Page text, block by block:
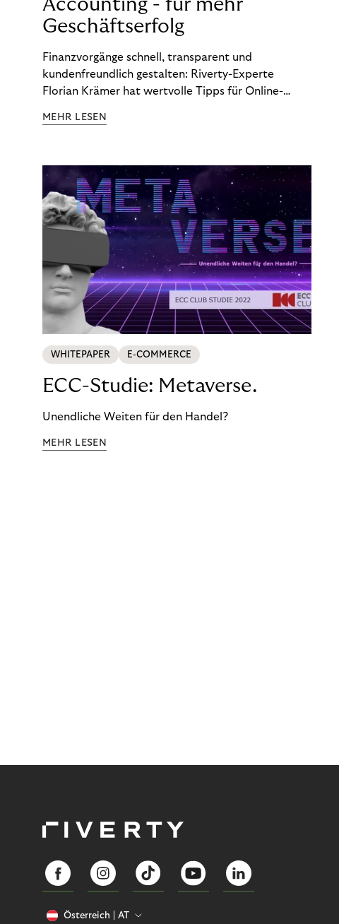
Accounting - für mehr
Geschäftserfolg
Finanzvorgänge schnell, transparent und
kundenfreundlich gestalten: Riverty-Experte
Florian Krämer hat wertvolle Tipps für Online-
möchten.
MEHR LESEN
WHITEPAPER E-COMMERCE
ECC-Studie: Metaverse.
Unendliche Weiten für den Handel?
MEHR LESEN
Österreich AT